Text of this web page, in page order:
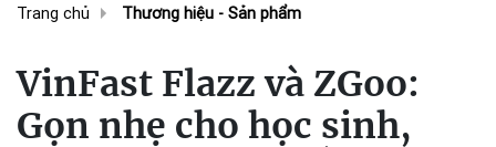
Trang chủ Thương hiệu - Sản phẩm
VinFast Flazz và ZGoo:
Gọn nhẹ cho học sinh,